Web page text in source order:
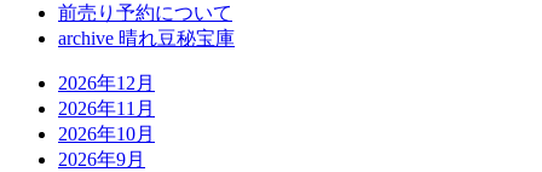
前売り予約について
archive 晴れ豆秘宝庫
2026年12月
2026年11月
2026年10月
2026年9月